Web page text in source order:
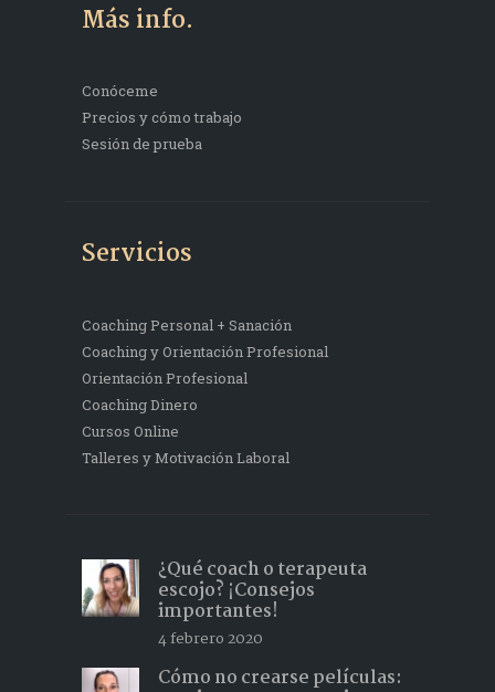
Más info.
Conóceme
Precios y cómo trabajo
Sesión de prueba
Servicios
Coaching Personal + Sanación
Coaching y Orientación Profesional
Orientación Profesional
Coaching Dinero
Cursos Online
Talleres y Motivación Laboral
¿Qué coach o terapeuta
escojo? ¡Consejos
importantes!
4 febrero 2020
Cómo no crearse películas: